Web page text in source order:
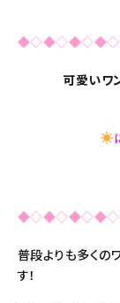
可愛いワ
普段よりも多くの
す！